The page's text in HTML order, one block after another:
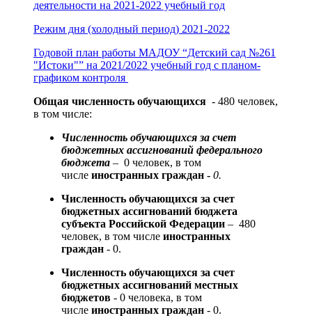
деятельности на 2021-2022 учебный год
Режим дня (холодный период) 2021-2022
Годовой план работы МАДОУ “Детский сад №261
"Истоки"” на 2021/2022 учебный год с планом-
графиком контроля
Общая численность обучающихся - 480 человек,
в том числе:
Численность обучающихся за счет
бюджетных ассигнований федерального
бюджета – 0 человек, в том
числе иностранных граждан - 0.
Численность обучающихся за счет
бюджетных ассигнований бюджета
субъекта Российской Федерации – 480
человек, в том числе иностранных
граждан - 0.
Численность обучающихся за счет
бюджетных ассигнований местных
бюджетов - 0 человека, в том
числе иностранных граждан - 0.